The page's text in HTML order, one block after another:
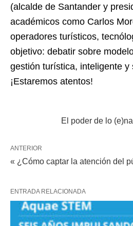
(alcalde de Santander y
académicos como Carlos
operadores turísticos,
objetivo: debatir sobre
gestión turística, inteligente y
¡Estaremos atentos!
El poder de lo
ANTERIOR
« ¿Cómo captar la atención del
ENTRADA RELACIONADA